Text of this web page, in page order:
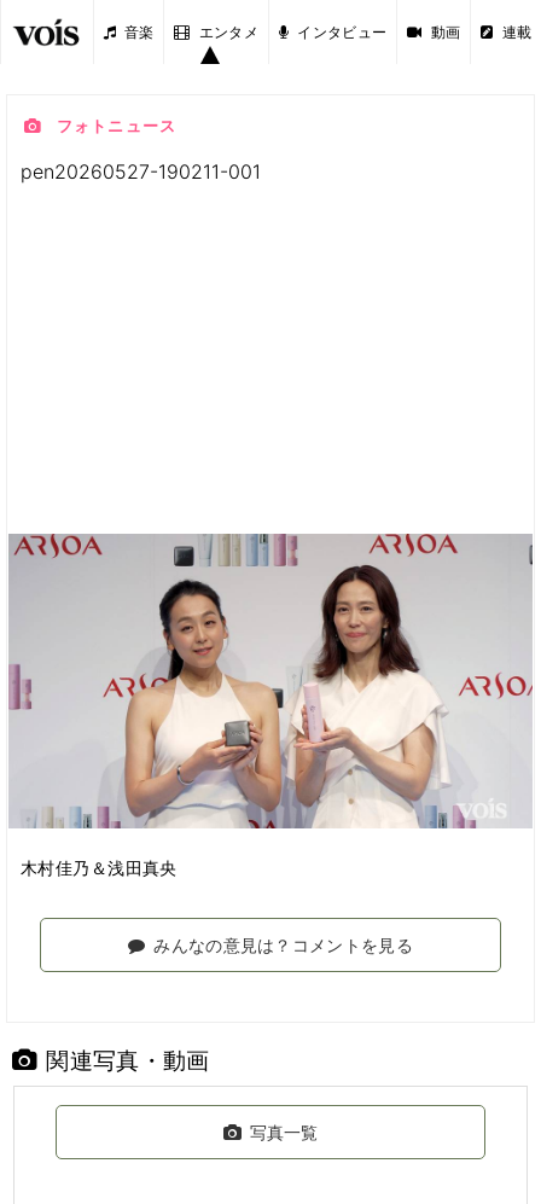
音楽 エンタメ インタビュー 動画 連載
フォトニュース
pen20260527-190211-001
木村佳乃＆浅田真央
みんなの意見は？コメントを見る
関連写真・動画
写真一覧